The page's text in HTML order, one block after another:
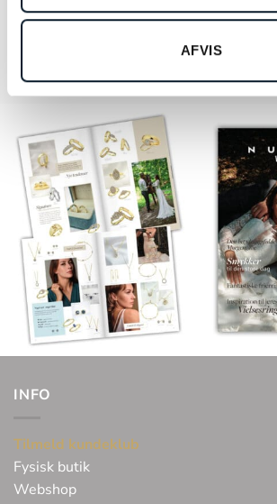
AFVIS
har set nogen ringe, men ønsker
INFO
Tilmeld kundeklub
Fysisk butik
Webshop